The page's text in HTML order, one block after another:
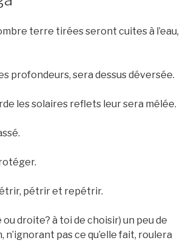
terre tirées seront cuites à l’eau,
profondeurs, sera dessus déversée.
les solaires reflets leur sera mêlée.
pétrir et repétrir.
droite? à toi de choisir) un peu de
n’ignorant pas ce qu’elle fait, roulera